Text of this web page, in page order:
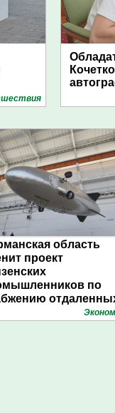
область
проект
по
с помощью